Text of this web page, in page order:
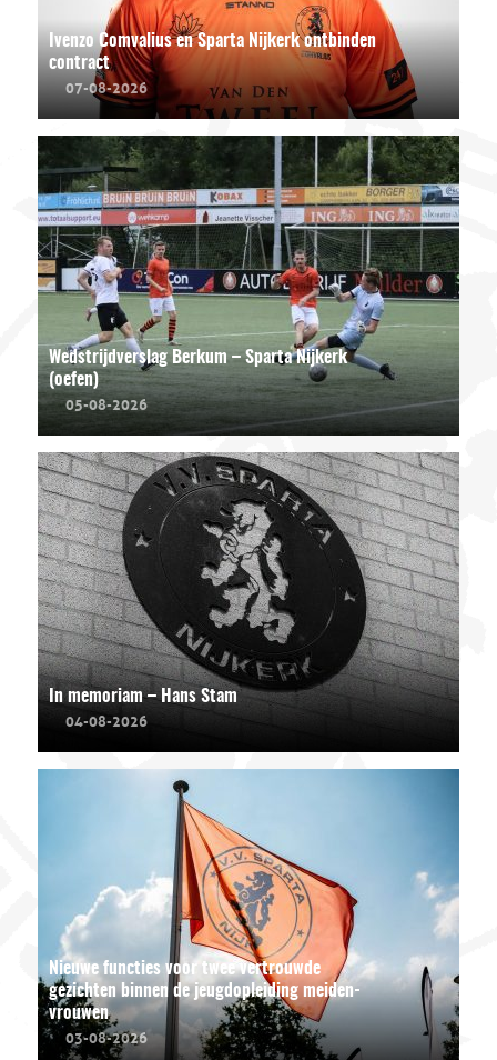
Ivenzo Comvalius en Sparta Nijkerk ontbinden
contract
07-08-2026
Wedstrijdverslag Berkum – Sparta Nijkerk
(oefen)
05-08-2026
In memoriam – Hans Stam
04-08-2026
Nieuwe functies voor twee vertrouwde
gezichten binnen de jeugdopleiding meiden-
vrouwen
03-08-2026